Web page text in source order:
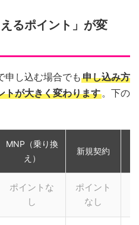
るポイント」が変
申し込む場合でも 申し込み方
トが大きく変わります。下の
MNP（乗り換
え）
新規契約
ポイントな
し
ポイント
なし